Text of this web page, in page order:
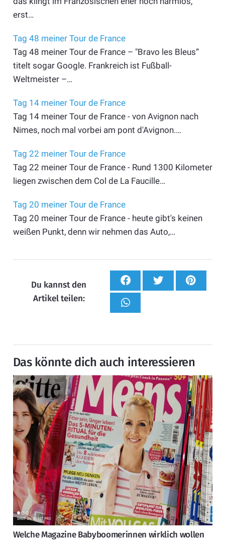
erst…
Tag 48 meiner Tour de France
Tag 48 meiner Tour de France – "Bravo les Bleus“
titelt sogar Google. Frankreich ist Fußball-
Weltmeister –…
Tag 14 meiner Tour de France
Tag 14 meiner Tour de France - von Avignon nach
Nimes, noch mal vorbei am pont d'Avignon.…
Tag 22 meiner Tour de France
Tag 22 meiner Tour de France - Rund 1300 Kilometer
liegen zwischen dem Col de La Faucille…
Tag 20 meiner Tour de France
Tag 20 meiner Tour de France - heute gibt's keinen
weißen Punkt, denn wir nehmen das Auto,…
Du kannst den
Artikel teilen:
Das könnte dich auch interessieren
Welche Magazine Babyboomerinnen wirklich wollen